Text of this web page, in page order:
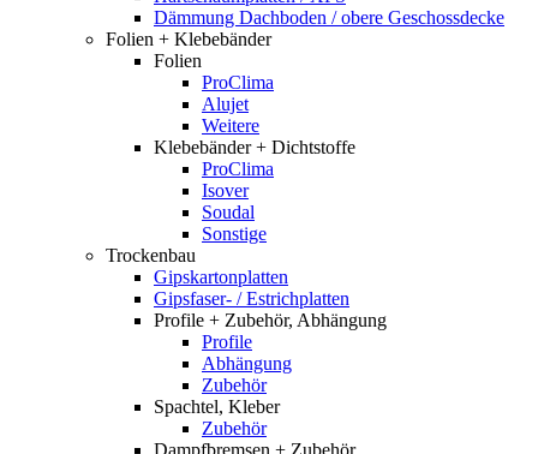
Dämmung Dachboden / obere Geschossdecke
Folien + Klebebänder
Folien
ProClima
Alujet
Weitere
Klebebänder + Dichtstoffe
ProClima
Isover
Soudal
Sonstige
Trockenbau
Gipskartonplatten
Gipsfaser- / Estrichplatten
Profile + Zubehör, Abhängung
Profile
Abhängung
Zubehör
Spachtel, Kleber
Zubehör